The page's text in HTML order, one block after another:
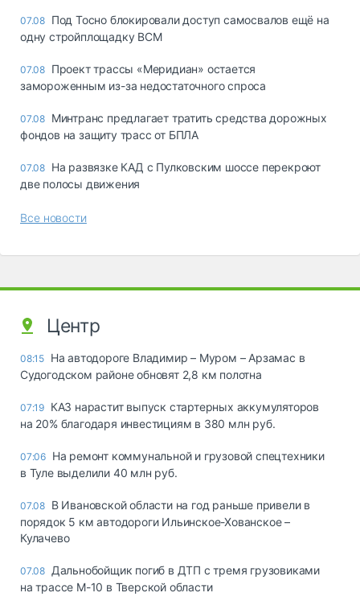
07.08 Под Тосно блокировали доступ самосвалов ещё на
одну стройплощадку ВСМ
07.08 Проект трассы «Меридиан» остается
замороженным из-за недостаточного спроса
07.08 Минтранс предлагает тратить средства дорожных
фондов на защиту трасс от БПЛА
07.08 На развязке КАД с Пулковским шоссе перекроют
две полосы движения
Все новости
Центр
08:15 На автодороге Владимир – Муром – Арзамас в
Судогодском районе обновят 2,8 км полотна
07:19 КАЗ нарастит выпуск стартерных аккумуляторов
на 20% благодаря инвестициям в 380 млн руб.
07:06 На ремонт коммунальной и грузовой спецтехники
в Туле выделили 40 млн руб.
07.08 В Ивановской области на год раньше привели в
порядок 5 км автодороги Ильинское-Хованское –
Кулачево
07.08 Дальнобойщик погиб в ДТП с тремя грузовиками
на трассе М-10 в Тверской области